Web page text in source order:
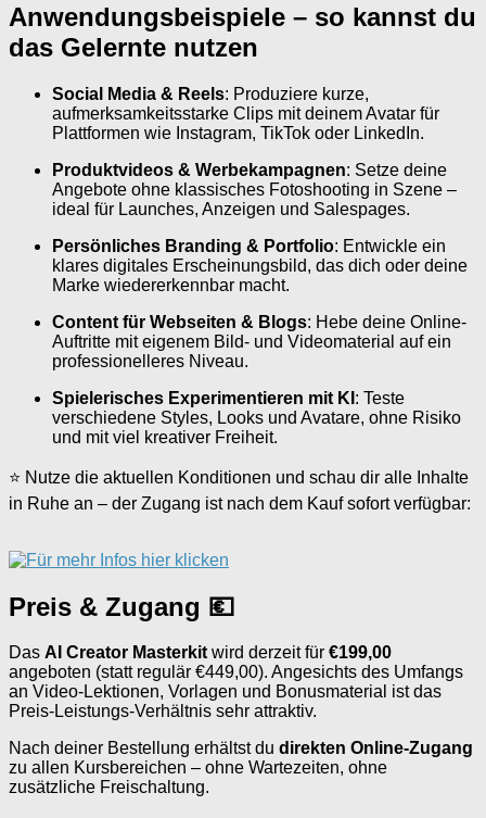
Anwendungsbeispiele – so kannst du
das Gelernte nutzen
Social Media & Reels: Produziere kurze,
aufmerksamkeitsstarke Clips mit deinem Avatar für
Plattformen wie Instagram, TikTok oder LinkedIn.
Produktvideos & Werbekampagnen: Setze deine
Angebote ohne klassisches Fotoshooting in Szene –
ideal für Launches, Anzeigen und Salespages.
Persönliches Branding & Portfolio: Entwickle ein
klares digitales Erscheinungsbild, das dich oder deine
Marke wiedererkennbar macht.
Content für Webseiten & Blogs: Hebe deine Online-
Auftritte mit eigenem Bild- und Videomaterial auf ein
professionelleres Niveau.
Spielerisches Experimentieren mit KI : Teste
verschiedene Styles, Looks und Avatare, ohne Risiko
und mit viel kreativer Freiheit.
⭐ Nutze die aktuellen Konditionen und schau dir alle Inhalte
in Ruhe an – der Zugang ist nach dem Kauf sofort verfügbar:
Preis & Zugang 💶
Das AI Creator Masterkitwird derzeit für €199,00
angeboten (statt regulär €449,00). Angesichts des Umfangs
an Video-Lektionen, Vorlagen und Bonusmaterial ist das
Preis-Leistungs-Verhältnis sehr attraktiv.
Nach deiner Bestellung erhältst du direkten Online-Zugang
zu allen Kursbereichen – ohne Wartezeiten, ohne
zusätzliche Freischaltung.